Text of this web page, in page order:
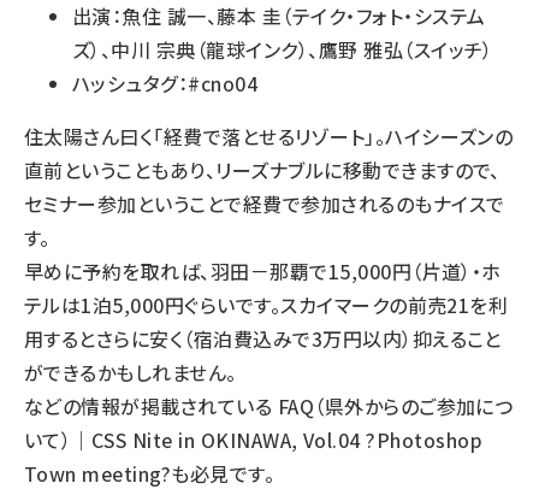
出演：魚住 誠一、藤本 圭（テイク・フォト・システム
ズ）、中川 宗典（龍球インク）、鷹野 雅弘（スイッチ）
ハッシュタグ：#cno04
住太陽さん曰く「経費で落とせるリゾート」。ハイシーズンの
直前ということもあり、リーズナブルに移動できますので、
セミナー参加ということで経費で参加されるのもナイスで
す。
早めに予約を取れば、羽田－那覇で15,000円（片道）・ホ
テルは1泊5,000円ぐらいです。スカイマークの前売21を利
用するとさらに安く（宿泊費込みで3万円以内）抑えること
ができるかもしれません。
などの情報が掲載されている FAQ（県外からのご参加につ
いて）｜CSS Nite in OKINAWA, Vol.04 ?Photoshop
Town meeting?も必見です。